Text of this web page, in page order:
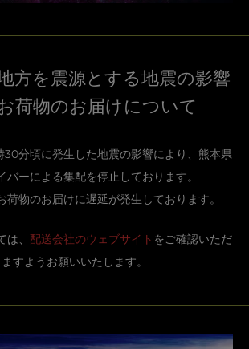
方を震源とする地震の影響
荷物のお届けについて
30分頃に発生した地震の影響により、熊本県
バーによる集配を停止しております。
荷物のお届けに遅延が発生しております。
、 配送会社のウェブサイト をご確認いただ
ますようお願いいたします。